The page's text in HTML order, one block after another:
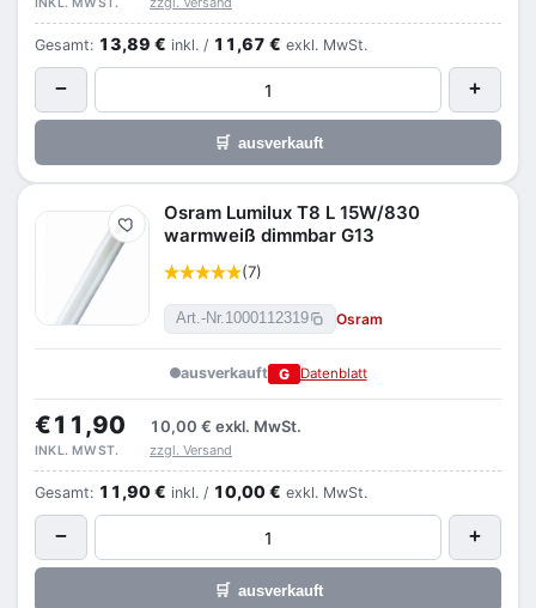
Gesamt: 13,89 € inkl. / 11,67 € exkl. MwSt.
− +
🛒 ausverkauft
Merken
Osram Lumilux T8 L 15W/830
warmweiß dimmbar G13
(7)
Art.-Nr.1000112319 Osram
ausverkauft G Datenblatt
€11,90 10,00 € exkl. MwSt.
INKL. MWST. zzgl. Versand
Gesamt: 11,90 € inkl. / 10,00 € exkl. MwSt.
− +
🛒 ausverkauft